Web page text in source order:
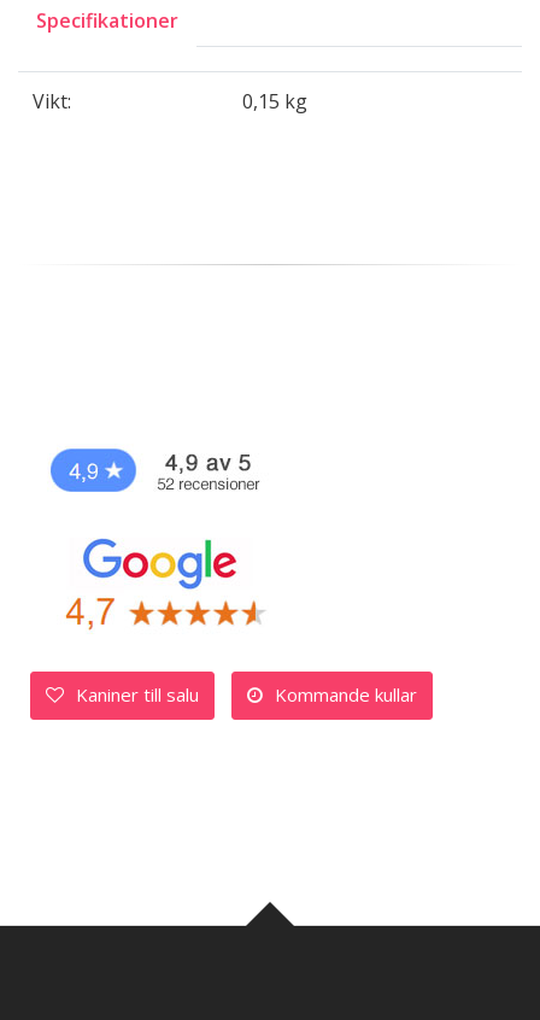
Specifikationer
Vikt: 0,15 kg
Kaniner till salu Kommande kullar